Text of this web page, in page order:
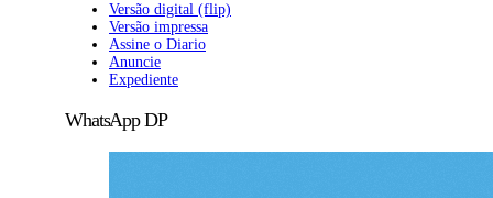
Versão digital (flip)
Versão impressa
Assine o Diario
Anuncie
Expediente
WhatsApp DP